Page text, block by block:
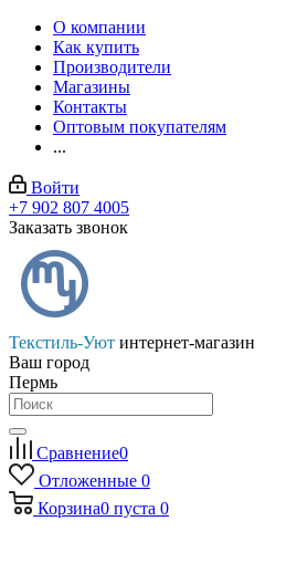
О компании
Как купить
Производители
Магазины
Контакты
Оптовым покупателям
...
Войти
+7 902 807 4005
Заказать звонок
Текстиль-Уют интернет-магазин
Ваш город
Пермь
Сравнение0
Отложенные 0
Корзина0 пуста 0